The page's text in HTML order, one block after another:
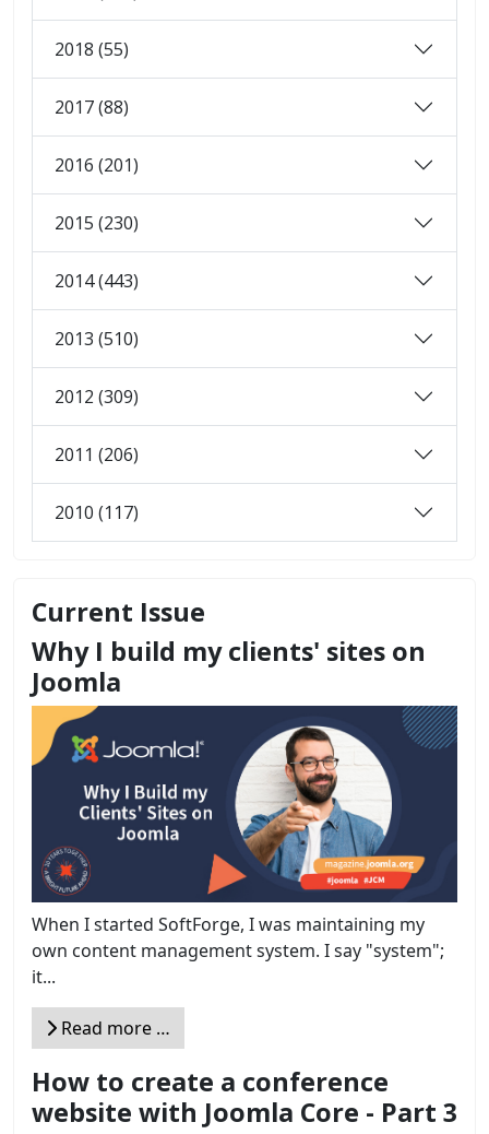
2018 (55)
2017 (88)
2016 (201)
2015 (230)
2014 (443)
2013 (510)
2012 (309)
2011 (206)
2010 (117)
Current Issue
Why I build my clients' sites on
Joomla
When I started SoftForge, I was maintaining my
own content management system. I say "system";
it...
Read more …
How to create a conference
website with Joomla Core - Part 3